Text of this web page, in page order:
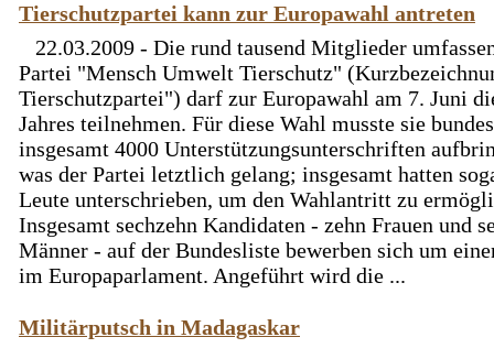
Tierschutzpartei kann zur Europawahl antreten
22.03.2009 - Die rund tausend Mitglieder
Partei "Mensch Umwelt Tierschutz"
Tierschutzpartei") darf zur Europawahl am 7. Juni
Jahres teilnehmen. Für diese Wahl musste sie
insgesamt 4000 Unterstützungsunterschriften
was der Partei letztlich gelang; insgesamt hatten
Leute unterschrieben, um den Wahlantritt zu
Insgesamt sechzehn Kandidaten - zehn Frauen und
Männer - auf der Bundesliste bewerben sich um
im Europaparlament. Angeführt wird die ...
Militärputsch in Madagaskar